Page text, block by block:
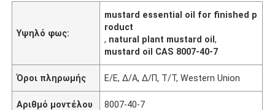
Υψηλό φως:
mustard essential oil for finished p
roduct
, natural plant mustard oil,
mustard oil CAS 8007-40-7
Όροι πληρωμής Ε/Ε, Δ/Α, Δ/Π, Τ/Τ, Western Union
Αριθμό μοντέλου 8007-40-7